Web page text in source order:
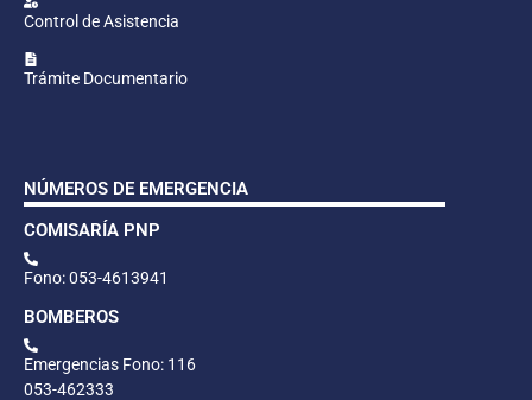
Control de Asistencia
Trámite Documentario
NÚMEROS DE EMERGENCIA
COMISARÍA PNP
Fono: 053-4613941
BOMBEROS
Emergencias Fono: 116
053-462333